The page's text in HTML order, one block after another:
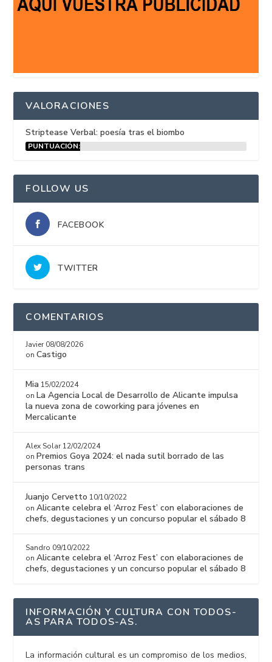
VALORACIONES
Striptease Verbal: poesía tras el biombo
PUNTUACIÓN:
FOLLOW US
FACEBOOK
TWITTER
COMENTARIOS
Javier 08/08/2026
onCastigo
Mia 15/02/2024
onLa Agencia Local de Desarrollo de Alicante impulsa
la nueva zona de coworking para jóvenes en
Mercalicante
Alex Solar 12/02/2024
onPremios Goya 2024: el nada sutil borrado de las
personas trans
Juanjo Cervetto 10/10/2022
onAlicante celebra el ‘Arroz Fest’ con elaboraciones de
chefs, degustaciones y un concurso popular el sábado 8
Sandro 09/10/2022
onAlicante celebra el ‘Arroz Fest’ con elaboraciones de
chefs, degustaciones y un concurso popular el sábado 8
INFORMACIÓN Y CULTURA CON TODOS-
AS PARA TODOS-AS.
La información cultural es un compromiso de los medios,